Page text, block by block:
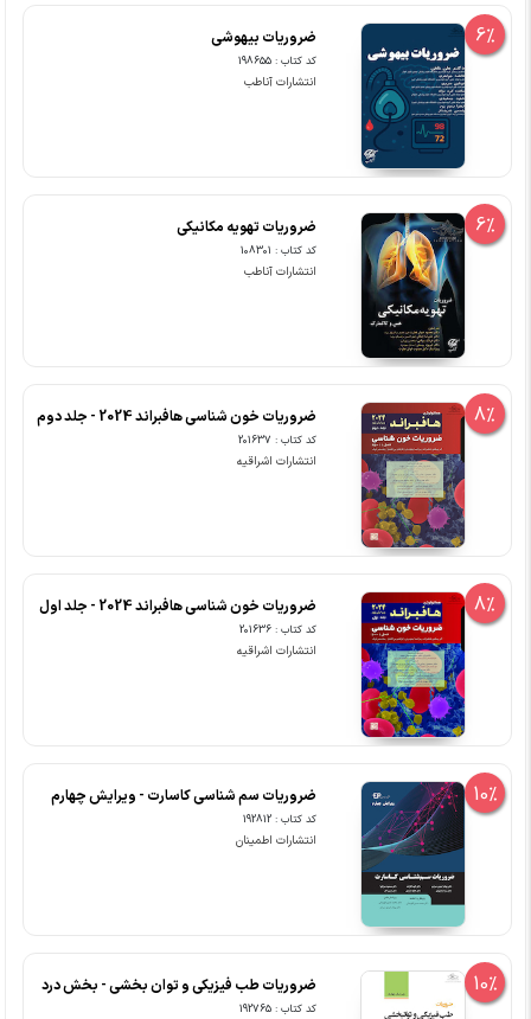
6% ضروریات بیهوشی
کد کتاب : 198655
انتشارات آناطب
6% ضروریات تهویه مکانیکی
کد کتاب : 108301
انتشارات آناطب
8% ضروریات خون شناسی هافبراند 2024 - جلد دوم
کد کتاب : 201637
انتشارات اشراقیه
8% ضروریات خون شناسی هافبراند 2024 - جلد اول
کد کتاب : 201636
انتشارات اشراقیه
10% ضروریات سم شناسی کاسارت - ویرایش چهارم
کد کتاب : 192812
انتشارات اطمینان
10% ضروریات طب فیزیکی و توان بخشی - بخش درد
کد کتاب : 192765